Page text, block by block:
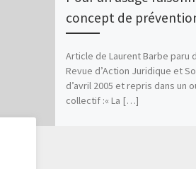
concept de
Article de Laurent Barbe paru
Revue d’Action Juridique et
d’avril 2005 et repris dans un
collectif :« La […]